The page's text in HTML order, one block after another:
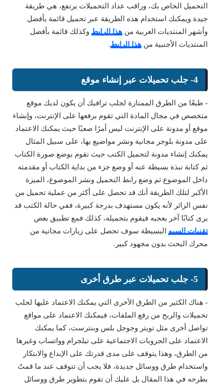
التحميل الخاص بك، وراقب عداد التحميلات يرتفع، هي طريقة
جيدة ويمكنك استخدام هذه الطريقة عبر تحميل قائمة بأفضل
وأشهر المنتديات العربية من هذا الرابط وكذلك قائمة بأفضل
المنتديات الأجنبية من هذا الرابط.
4- جلب تحميلات عبر إنشاء موقع
- طبعًا من الطرق الممتازة لجلب ترافيك أن يكون لديك موقع
متخصص في مجال المادة التي تقوم برفعها على الإنترنت، وإنشاء
موقع أو مدونة على الإنترنت ليس أمرًا صعبًا حيث يمكنك الاعتماد
على مدونة بلوجر مجانية ونشر مواضيع بها، على سبيل المثال
يمكنك إنشاء مدونة لتحميل الكتب حيث تقوم بوضع صورة الكتاب
ثم كتابة نبذة بسيطة عنه أو وضع جزء من بداية الكتاب أو مقدمته
داخل الموضوع ثم وضع رابط التحميل ونشر الموضوع، الميزة
الأكبر لتلك الطريقة أنك قد تحصل على أكثر من عملية تحميل من
نفس الزائر لأنه يكون مستهدف بدرجة كبيرة، ففي حالة الكتب قد
يرى كتابًا آخر يعجبه فيقوم بتحميله، كذلك فمع تطبيق بعض
تقنيات السيو البسيطة سوف تحصل على زيارات مجانية من
محرك البحث بدون مجهود كبير.
5- جلب تحميلات عبر طرق أخرى
- هناك الكثير من الطرق الأخرى التي يمكنك الاعتماد عليها لجلب
تحميلات والربح من رفع الملفات، فيمكنك الاعتماد على مواقع
تواصل أخرى مثل تويتر وجوجل بلس وبنترست، كما يمكنك
الاعتماد على الجروبات الاجتماعية على تيلجرام وواتساب وغيرها
من الطرق، وهذا يتوقف على مدى قدرتك على الإبداع والابتكار
واستخدام طرق ووسائل جديدة، فلا يجب أن تتوقف عند ما قمتُ
بطرحه في هذا المقال بل عليك أن تقوم بتطوير طرق ووسائل